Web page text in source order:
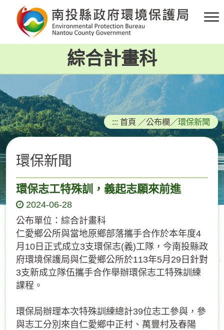
要
容
區
塊
綜合計畫科
::: 首頁 ／公布欄 ／環保新聞
環保新聞
環保志工特殊訓，義起志願來前進
2024-06-28
公布單位：綜合計畫科
仁愛鄉公所與當地原鄉部落攜手合作於本年度4
月10日正式成立3支環保志(義)工隊，今南投縣政
府環境保護局與仁愛鄉公所於113年5月29日針對
3支新成立隊伍攜手合作舉辦環保志工特殊訓練
課程。
環保局辦理本次特殊訓練總計39位志工參與，參
與志工分別來自仁愛鄉中正村、萬豐村及春陽